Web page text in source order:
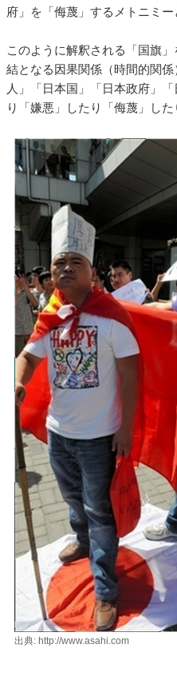
府」を「侮蔑」するメトニミー
このように解釈される「国旗
結となる因果関係（時間的関
人」「日本国」「日本政府」
り「嫌悪」したり「侮蔑」し
出典: http://www.asahi.com